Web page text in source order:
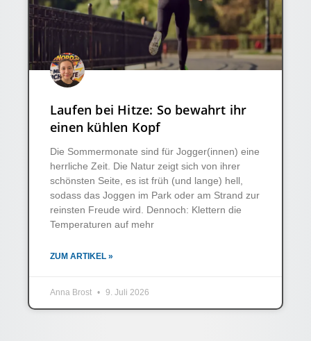
Laufen bei Hitze: So bewahrt ihr
einen kühlen Kopf
Die Sommermonate sind für Jogger(innen) eine
herrliche Zeit. Die Natur zeigt sich von ihrer
schönsten Seite, es ist früh (und lange) hell,
sodass das Joggen im Park oder am Strand zur
reinsten Freude wird. Dennoch: Klettern die
Temperaturen auf mehr
ZUM ARTIKEL »
Anna Brost 9. Juli 2026